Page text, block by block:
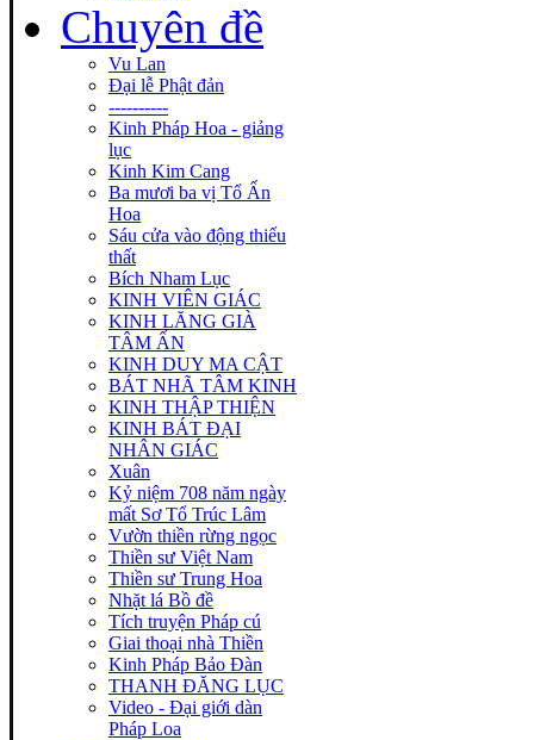
Chuyên đề
Vu Lan
Đại lễ Phật đản
----------
Kinh Pháp Hoa - giảng
lục
Kinh Kim Cang
Ba mươi ba vị Tổ Ấn
Hoa
Sáu cửa vào động thiếu
thất
Bích Nham Lục
KINH VIÊN GIÁC
KINH LĂNG GIÀ
TÂM ẤN
KINH DUY MA CẬT
BÁT NHÃ TÂM KINH
KINH THẬP THIỆN
KINH BÁT ĐẠI
NHÂN GIÁC
Xuân
Kỷ niệm 708 năm ngày
mất Sơ Tổ Trúc Lâm
Vườn thiền rừng ngọc
Thiền sư Việt Nam
Thiền sư Trung Hoa
Nhặt lá Bồ đề
Tích truyện Pháp cú
Giai thoại nhà Thiền
Kinh Pháp Bảo Đàn
THANH ĐĂNG LỤC
Video - Đại giới dàn
Pháp Loa